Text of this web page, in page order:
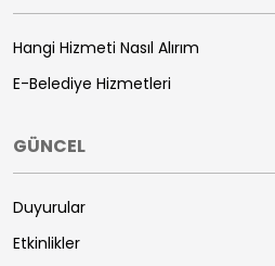
Hangi Hizmeti Nasıl Alırım
E-Belediye Hizmetleri
GÜNCEL
Duyurular
Etkinlikler